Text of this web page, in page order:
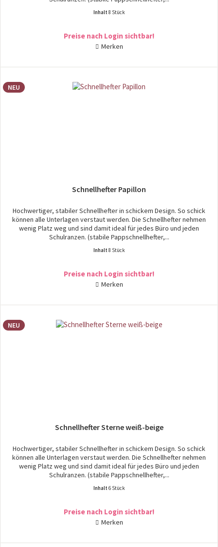
Inhalt 8 Stück
Preise nach Login sichtbar!
Merken
NEU
Schnellhefter Papillon
Hochwertiger, stabiler Schnellhefter in schickem Design. So schick
können alle Unterlagen verstaut werden. Die Schnellhefter nehmen
wenig Platz weg und sind damit ideal für jedes Büro und jeden
Schulranzen. (stabile Pappschnellhefter,...
Inhalt 8 Stück
Preise nach Login sichtbar!
Merken
NEU
Schnellhefter Sterne weiß-beige
Hochwertiger, stabiler Schnellhefter in schickem Design. So schick
können alle Unterlagen verstaut werden. Die Schnellhefter nehmen
wenig Platz weg und sind damit ideal für jedes Büro und jeden
Schulranzen. (stabile Pappschnellhefter,...
Inhalt 6 Stück
Preise nach Login sichtbar!
Merken